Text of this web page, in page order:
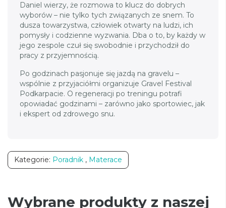
Daniel wierzy, że rozmowa to klucz do dobrych
wyborów – nie tylko tych związanych ze snem. To
dusza towarzystwa, człowiek otwarty na ludzi, ich
pomysły i codzienne wyzwania. Dba o to, by każdy w
jego zespole czuł się swobodnie i przychodził do
pracy z przyjemnością.
Po godzinach pasjonuje się jazdą na gravelu –
wspólnie z przyjaciółmi organizuje Gravel Festival
Podkarpacie. O regeneracji po treningu potrafi
opowiadać godzinami – zarówno jako sportowiec, jak
i ekspert od zdrowego snu.
Kategorie: Poradnik , Materace
Wybrane produkty z naszej